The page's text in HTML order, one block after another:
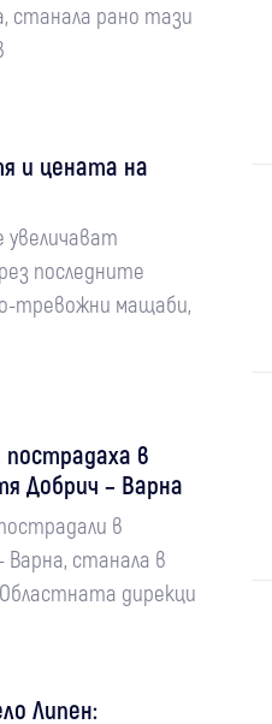
станала рано тази
и цената на
последните
тревожни мащаби,
в
Добрич – Варна
в
станала в
дирекци
Липен: